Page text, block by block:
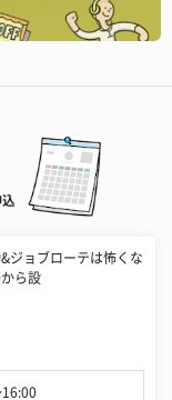
込
&ジョブローテは怖くな
ら設